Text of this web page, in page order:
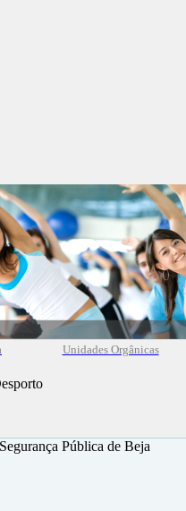
Unidades Orgânicas
Pública de Beja